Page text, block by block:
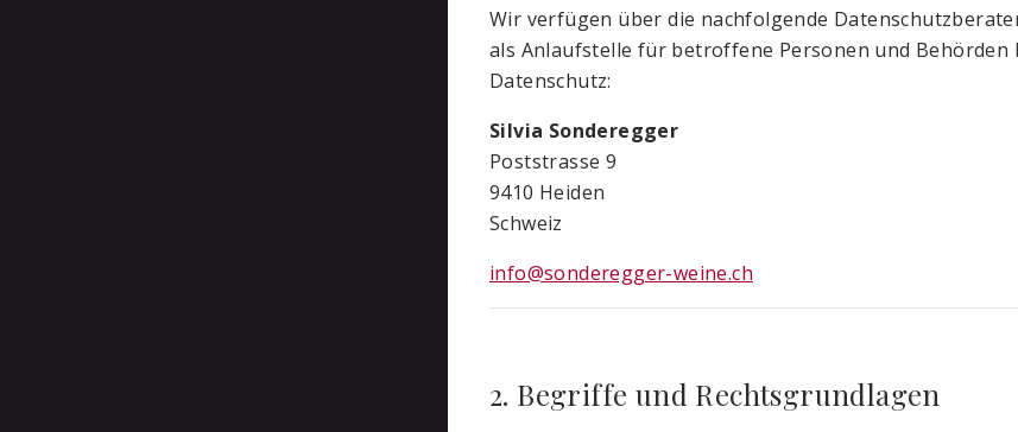
Wir verfügen über die nachfolgende
als Anlaufstelle für betroffene Personen und Behörden
Datenschutz:
Silvia Sonderegger
Poststrasse 9
9410 Heiden
Schweiz
info@sonderegger-weine.ch
2. Begriffe und Rechtsgrundlagen